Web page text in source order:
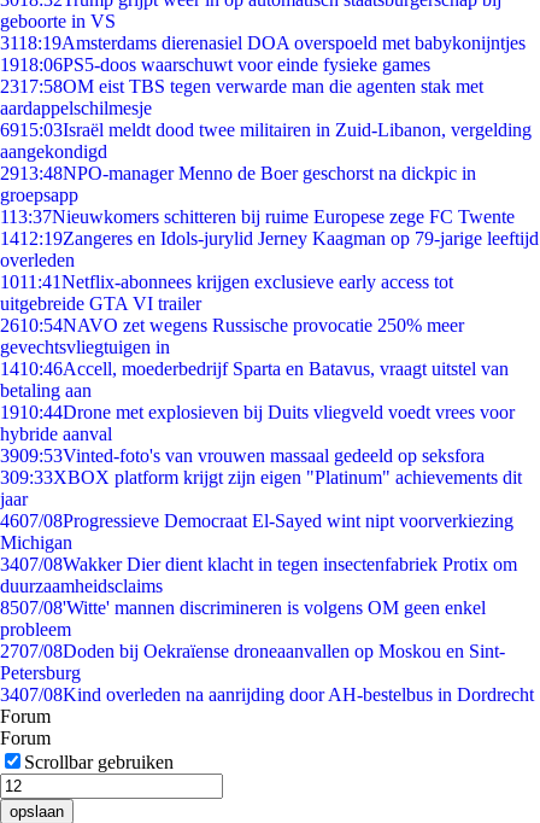
geboorte in VS
3118:19Amsterdams dierenasiel DOA overspoeld met babykonijntjes
1918:06PS5-doos waarschuwt voor einde fysieke games
2317:58OM eist TBS tegen verwarde man die agenten stak met
aardappelschilmesje
6915:03Israël meldt dood twee militairen in Zuid-Libanon, vergelding
aangekondigd
2913:48NPO-manager Menno de Boer geschorst na dickpic in
groepsapp
113:37Nieuwkomers schitteren bij ruime Europese zege FC Twente
1412:19Zangeres en Idols-jurylid Jerney Kaagman op 79-jarige leeftijd
overleden
1011:41Netflix-abonnees krijgen exclusieve early access tot
uitgebreide GTA VI trailer
2610:54NAVO zet wegens Russische provocatie 250% meer
gevechtsvliegtuigen in
1410:46Accell, moederbedrijf Sparta en Batavus, vraagt uitstel van
betaling aan
1910:44Drone met explosieven bij Duits vliegveld voedt vrees voor
hybride aanval
3909:53Vinted-foto's van vrouwen massaal gedeeld op seksfora
309:33XBOX platform krijgt zijn eigen "Platinum" achievements dit
jaar
4607/08Progressieve Democraat El-Sayed wint nipt voorverkiezing
Michigan
3407/08Wakker Dier dient klacht in tegen insectenfabriek Protix om
duurzaamheidsclaims
8507/08'Witte' mannen discrimineren is volgens OM geen enkel
probleem
2707/08Doden bij Oekraïense droneaanvallen op Moskou en Sint-
Petersburg
3407/08Kind overleden na aanrijding door AH-bestelbus in Dordrecht
Forum
Forum
Scrollbar gebruiken
opslaan